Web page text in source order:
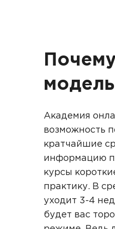
Академия
возможность
кратчайшие
информацию
курсы
практику. В
уходит 3-4
будет вас